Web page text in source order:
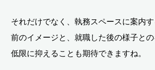
それだけでなく、執務スペースに案内
前のイメージと、就職した後の様子と
低限に抑えることも期待できますね。